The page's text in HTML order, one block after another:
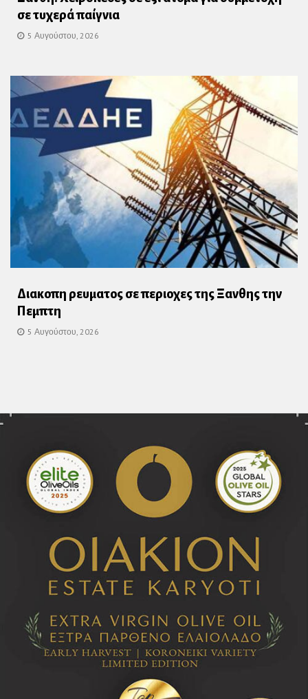
σε τυχερά παίγνια
5 Αυγούστου, 2026
Διακοπη ρευματος σε περιοχες της Ξανθης την
Πεμπτη
5 Αυγούστου, 2026